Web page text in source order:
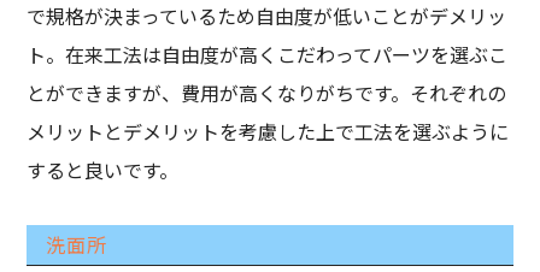
で規格が決まっているため自由度が低いことがデメリッ
ト。在来工法は自由度が高くこだわってパーツを選ぶこ
とができますが、費用が高くなりがちです。それぞれの
メリットとデメリットを考慮した上で工法を選ぶように
すると良いです。
洗面所